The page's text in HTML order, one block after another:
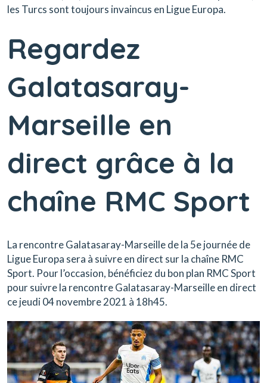
les Turcs sont toujours invaincus en Ligue Europa.
Regardez
Galatasaray-
Marseille en
direct grâce à la
chaîne RMC Sport
La rencontre Galatasaray-Marseille de la 5e journée de
Ligue Europa sera à suivre en direct sur la chaîne RMC
Sport. Pour l’occasion, bénéficiez du bon plan RMC Sport
pour suivre la rencontre Galatasaray-Marseille en direct
cejeudi 04 novembre 2021 à 18h45.